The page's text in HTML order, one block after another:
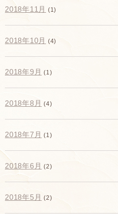
2018年11月 (1)
2018年10月 (4)
2018年9月 (1)
2018年8月 (4)
2018年7月 (1)
2018年6月 (2)
2018年5月 (2)